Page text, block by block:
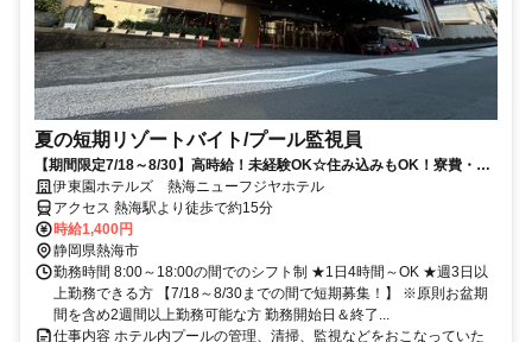
夏の短期リゾートバイト/プール監視員
【期間限定7/18～8/30】高時給！未経験OK☆住み込みもOK！寮費・光
熱費は無料♪
伊東園ホテルズ 熱海ニューフジヤホテル
アクセス 熱海駅より徒歩で約15分
時給1,400円
静岡県熱海市
勤務時間 8:00～18:00の間でのシフト制 ★1日4時間～OK ★週3日以
上勤務できる方 【7/18～8/30までの間で短期募集！】 ※原則お盆期
間を含め2週間以上勤務可能な方 勤務開始日＆終了...
仕事内容 ホテル内プールの管理、清掃、監視などをおこなっていた